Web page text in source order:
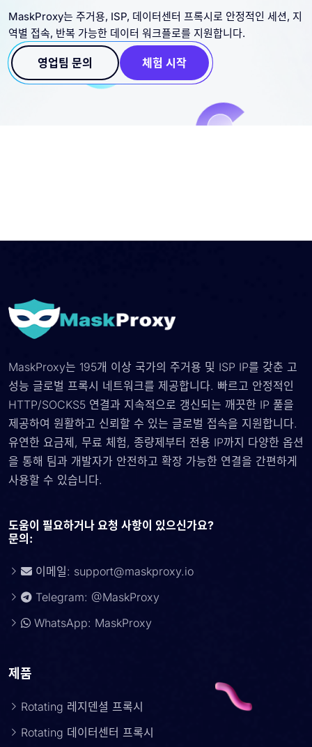
MaskProxy는 주거용, ISP, 데이터센터 프록시로 안정적인 세션, 지
역별 접속, 반복 가능한 데이터 워크플로를 지원합니다.
영업팀 문의 체험 시작
MaskProxy는 195개 이상 국가의 주거용 및 ISP IP를 갖춘 고
성능 글로벌 프록시 네트워크를 제공합니다. 빠르고 안정적인
HTTP/SOCKS5 연결과 지속적으로 갱신되는 깨끗한 IP 풀을
제공하여 원활하고 신뢰할 수 있는 글로벌 접속을 지원합니다.
유연한 요금제, 무료 체험, 종량제부터 전용 IP까지 다양한 옵션
을 통해 팀과 개발자가 안전하고 확장 가능한 연결을 간편하게
사용할 수 있습니다.
도움이 필요하거나 요청 사항이 있으신가요?
문의:
이메일: support@maskproxy.io
Telegram: @MaskProxy
WhatsApp: MaskProxy
제품
Rotating 레지덴셜 프록시
Rotating 데이터센터 프록시